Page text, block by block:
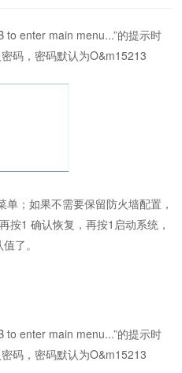
to enter main menu...”的提示时
码，密码默认为O&m15213
；如果不需要保留防火墙配置，
按1 确认恢复，再按1启动系统，
了。
to enter main menu...”的提示时
码，密码默认为O&m15213